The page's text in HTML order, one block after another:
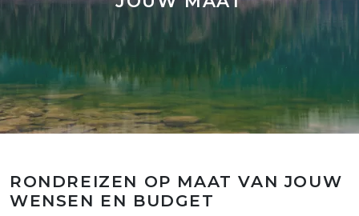
RONDREIZEN OP MAAT VAN JOUW
WENSEN EN BUDGET